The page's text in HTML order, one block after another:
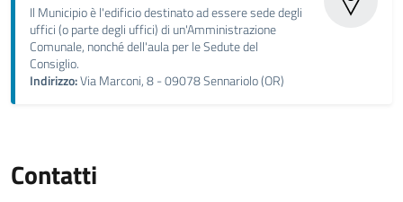
Il Municipio è l'edificio destinato ad essere sede degli
uffici (o parte degli uffici) di un'Amministrazione
Comunale, nonché dell'aula per le Sedute del
Consiglio.
Indirizzo:Via Marconi, 8 - 09078 Sennariolo (OR)
Contatti